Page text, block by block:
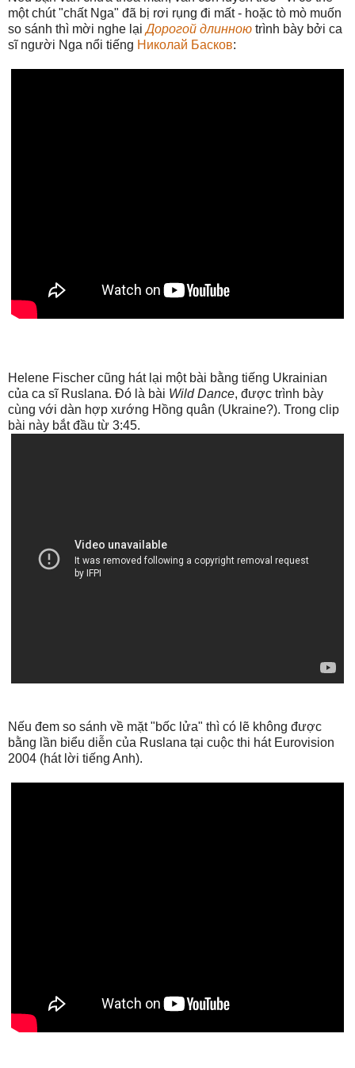
một chút "chất Nga" đã bị rơi rụng đi mất - hoặc tò mò muốn
so sánh thì mời nghe lạiДорогой длинною trình bày bởi ca
sĩ người Nga nổi tiếng Николай Басков:
Helene Fischer cũng hát lại một bài bằng tiếng Ukrainian
của ca sĩ Ruslana. Đó là bài Wild Dance, được trình bày
cùng với dàn hợp xướng Hồng quân (Ukraine?). Trong clip
bài này bắt đầu từ 3:45.
Nếu đem so sánh về mặt "bốc lửa" thì có lẽ không được
bằng lần biểu diễn của Ruslana tại cuộc thi hát Eurovision
2004 (hát lời tiếng Anh).